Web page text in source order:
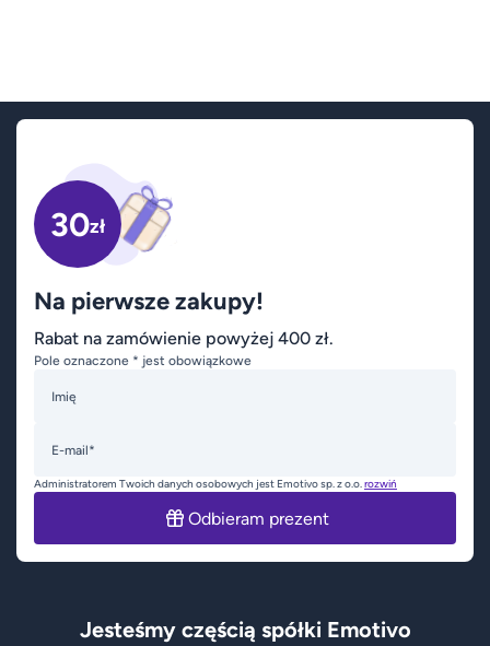
30zł
Na pierwsze zakupy!
Rabat na zamówienie powyżej 400 zł.
Pole oznaczone * jest obowiązkowe
Imię
E-mail*
Administratorem Twoich danych osobowych jest Emotivo sp. z o.o.rozwiń
Odbieram prezent
Jesteśmy częścią spółki Emotivo